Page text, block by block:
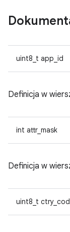
uint8_t app_id
Definicja w
int attr_mask
Definicja w
uint8_t